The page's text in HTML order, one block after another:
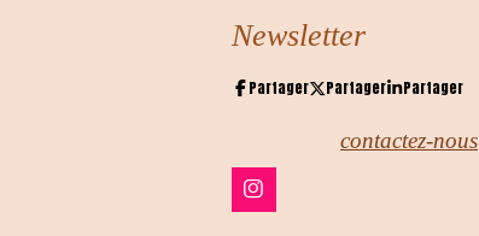
Newsletter
Partager Partager Partager
contactez-nous
I
n